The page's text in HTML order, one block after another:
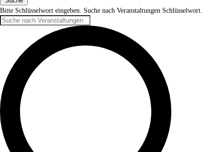
Bitte Schlüsselwort eingeben. Suche nach Veranstaltungen Schlüsselwort.